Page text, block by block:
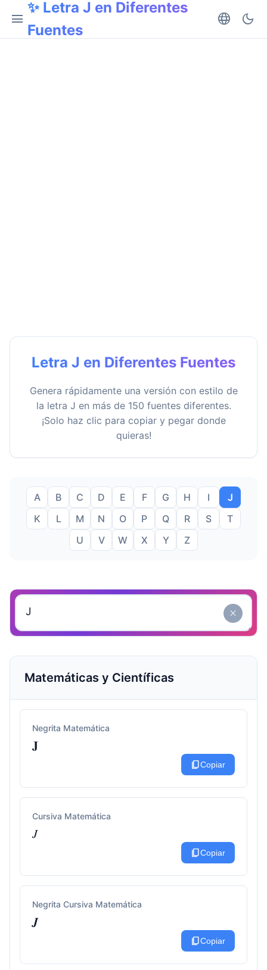
menu
✨ Letra J en Diferentes
Fuentes
language dark_mode
Letra J en Diferentes Fuentes
Genera rápidamente una versión con estilo de
la letra J en más de 150 fuentes diferentes.
¡Solo haz clic para copiar y pegar donde
quieras!
A B C D E F G H I
J
K
L M N O P Q R S
T
U
V W X Y Z
close
Matemáticas y Científicas
Negrita Matemática
𝐉
content_copyCopiar
Cursiva Matemática
𝐽
content_copyCopiar
Negrita Cursiva Matemática
𝑱
content_copyCopiar